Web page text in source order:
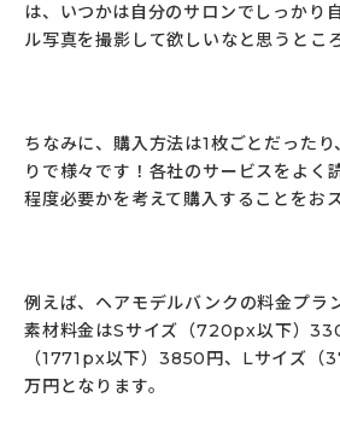
は、いつかは自分のサロンでしっかり
ル写真を撮影して欲しいなと思うとこ
ちなみに、購入方法は1枚ごとだった
りで様々です！各社のサービスをよく
程度必要かを考えて購入することをお
例えば、ヘアモデルバンクの料金プラ
素材料金はSサイズ（720px以下）
（1771px以下）3850円、Lサイズ
万円となります。